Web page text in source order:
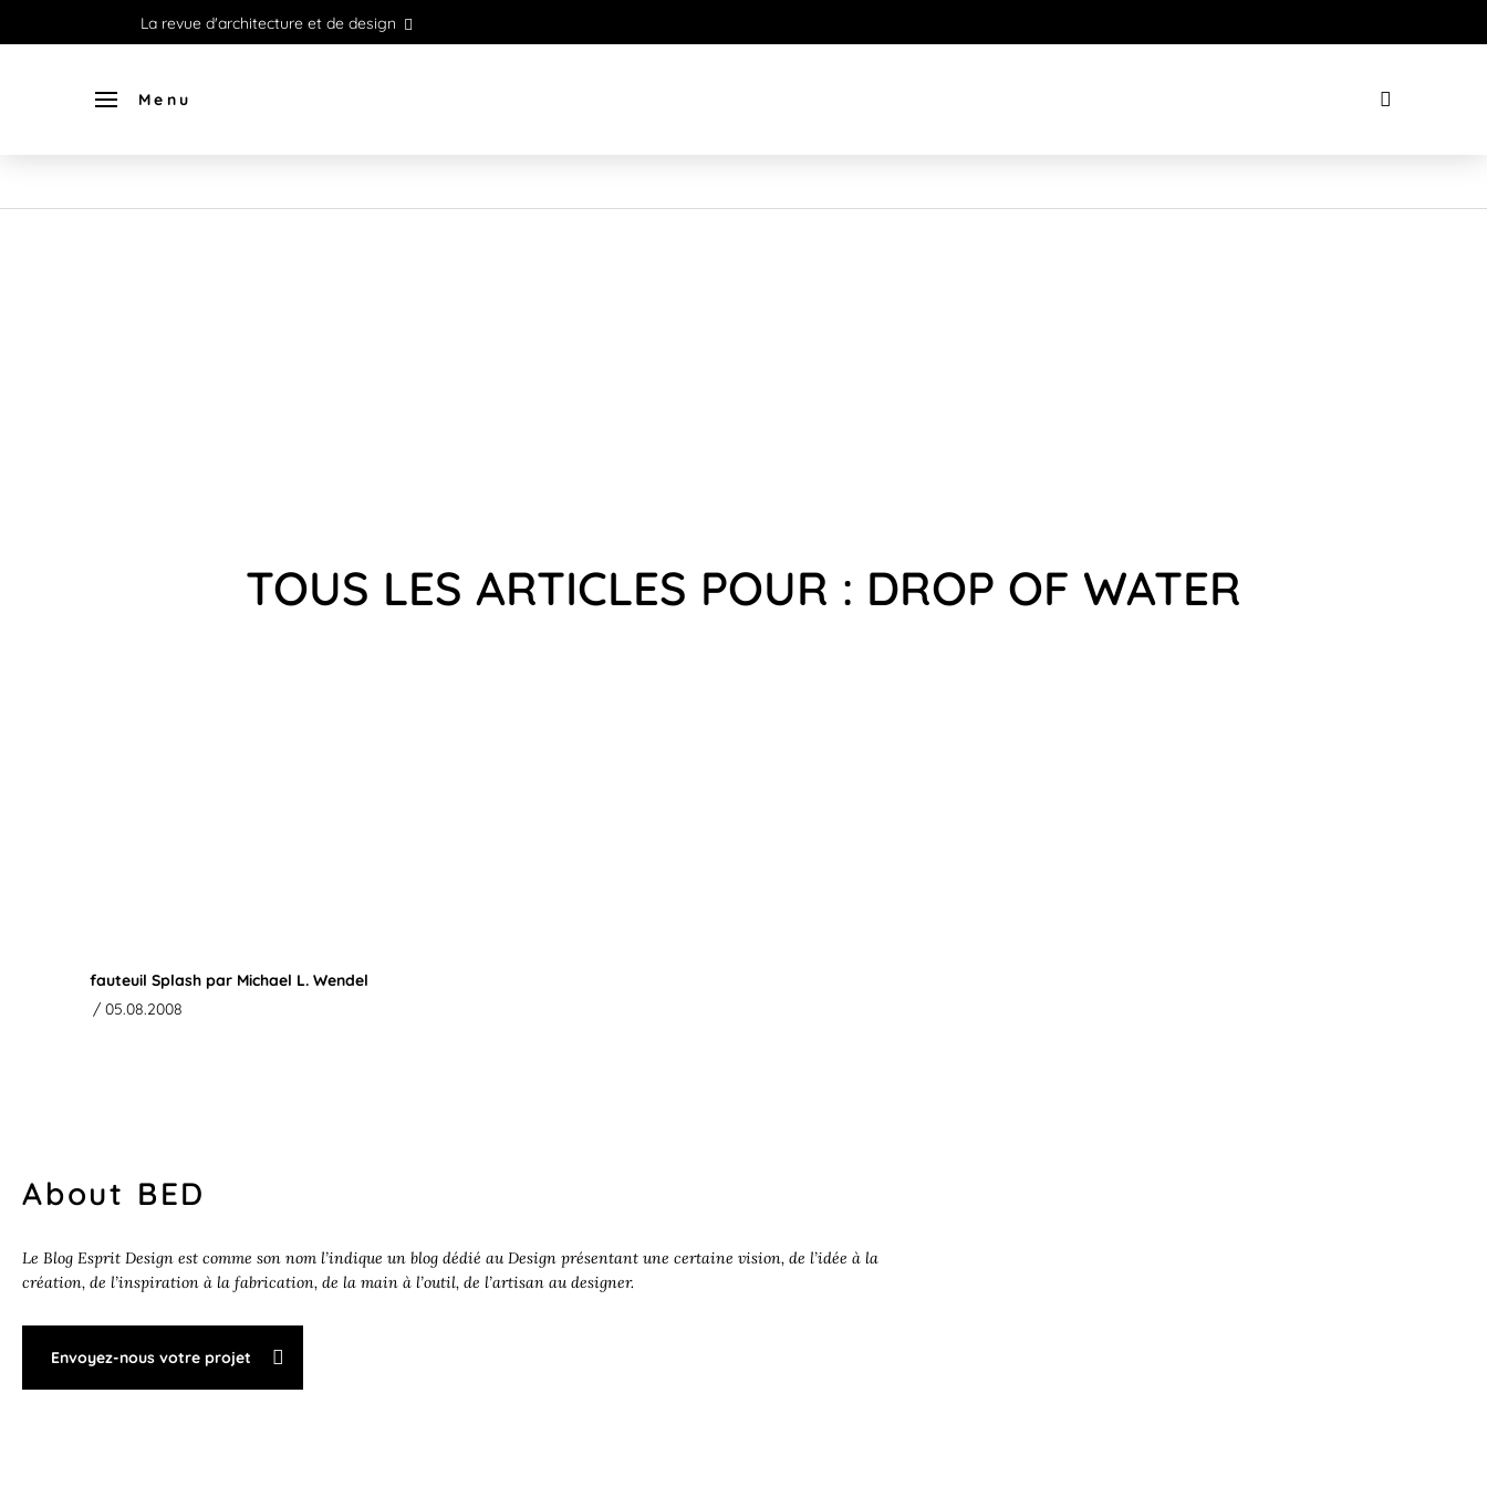
La revue d'architecture et de design
Menu
TOUS LES ARTICLES POUR : DROP OF WATER
fauteuil Splash par Michael L. Wendel
/ 05.08.2008
About BED
Le Blog Esprit Design est comme son nom l’indique un blog dédié au Design présentant une certaine vision, de l’idée à la
création, de l’inspiration à la fabrication, de la main à l’outil, de l’artisan au designer.
Envoyez-nous votre projet